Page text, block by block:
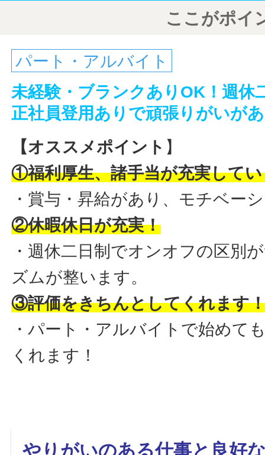
ここがポイ
パート・アルバイト
未経験・ブランクありOK！週休
正社員登用ありで頑張りがいが
【オススメポイント 】
①福利厚生、諸手当が充実して
・賞与・昇給があり、モチベー
②休暇休日が充実！
・週休二日制でオンオフの区別
ズムが整います。
③評価をきちんとしてくれます
・パート・アルバイトで始めて
くれます！
やりがいのある仕事と良好